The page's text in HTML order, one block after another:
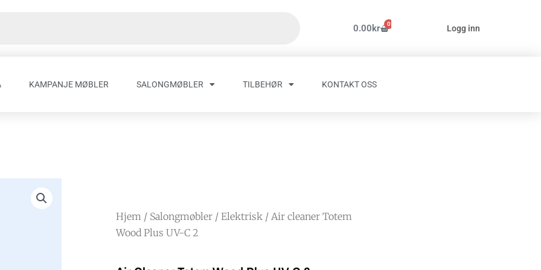
0.00kr 0
Handlekurv Logg inn
KAMPANJE MØBLER SALONGMØBLER TILBEHØR KONTAKT OSS
Hjem / Salongmøbler / Elektrisk / Air cleaner Totem
Wood Plus UV-C 2